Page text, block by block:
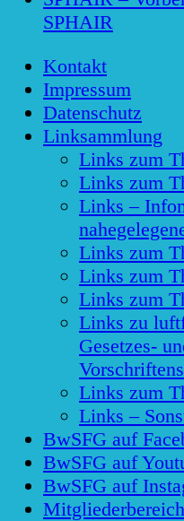
SPHAIR
Kontakt
Impressum
Datenschutz
Linksammlung
Links zum
Links zum
Links –
Links zum
Links zum
Links zum
Links zu
Gesetzes-
Links zum
Links –
BwSFG auf
BwSFG auf
BwSFG auf
Mitgliederbereich